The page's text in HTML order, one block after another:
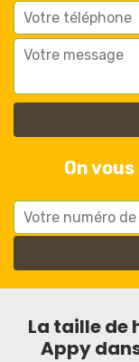
On
La taille de
Appy